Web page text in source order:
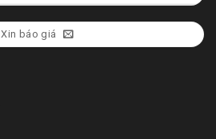
Xin báo giá